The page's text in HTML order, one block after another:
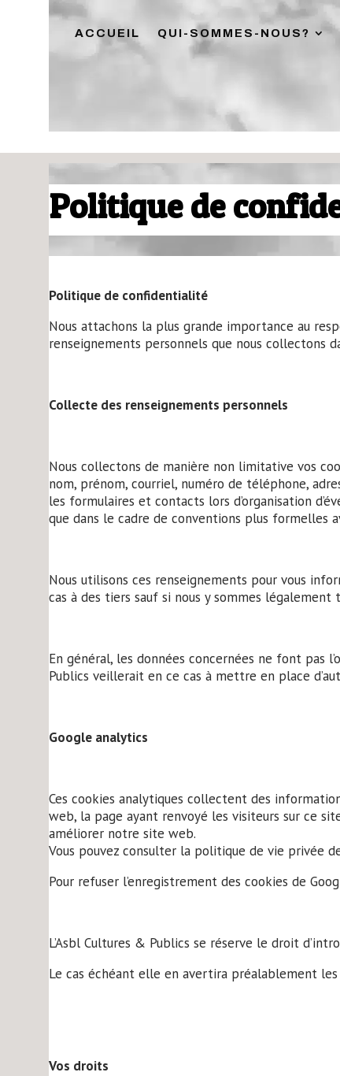
ACCUEIL QUI-SOMMES-NOUS?
Politique de
Politique de confidentialité
Nous attachons la plus grande importance au
renseignements personnels que nous collectons
Collecte des renseignements personnels
Nous collectons de manière non limitative vos
nom, prénom, courriel, numéro de téléphone,
les formulaires et contacts lors d’organisation
que dans le cadre de conventions plus formelles
Nous utilisons ces renseignements pour vous
cas à des tiers sauf si nous y sommes légalement
En général, les données concernées ne font pas
Publics veillerait en ce cas à mettre en place
Google analytics
Ces cookies analytiques collectent des
web, la page ayant renvoyé les visiteurs sur ce
améliorer notre site web.
Vous pouvez consulter la politique de vie privée
Pour refuser l’enregistrement des cookies de
L’Asbl Cultures & Publics se réserve le droit
Le cas échéant elle en avertira préalablement
Vos droits